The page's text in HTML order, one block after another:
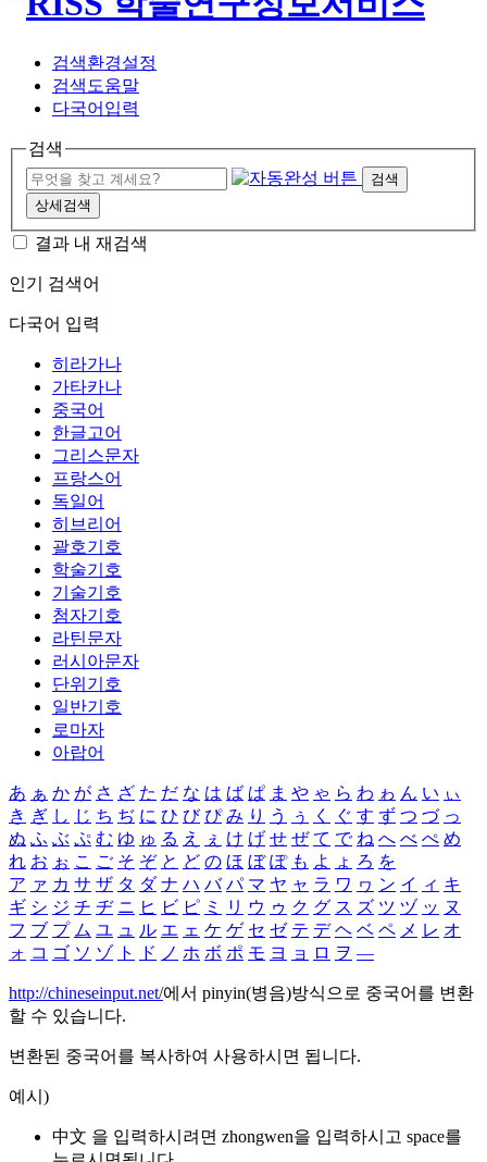
검색환경설정
검색도움말
다국어입력
검색
검색
상세검색
결과 내 재검색
인기 검색어
다국어 입력
히라가나
가타카나
중국어
한글고어
그리스문자
프랑스어
독일어
히브리어
괄호기호
학술기호
기술기호
첨자기호
라틴문자
러시아문자
단위기호
일반기호
로마자
아랍어
あ ぁ か が さ ざ た だ な は ば ぱ ま や ゃ ら わ ゎ ん い ぃ
き ぎ し じ ち ぢ に ひ び ぴ み り う ぅ く ぐ す ず つ づ っ
ぬ ふ ぶ ぷ む ゆ ゅ る え ぇ け げ せ ぜ て で ね へ べ ぺ め
れ お ぉ こ ご そ ぞ と ど の ほ ぼ ぽ も よ ょ ろ を
ア ァ カ サ ザ タ ダ ナ ハ バ パ マ ヤ ャ ラ ワ ヮ ン イ ィ キ
ギ シ ジ チ ヂ ニ ヒ ビ ピ ミ リ ウ ゥ ク グ ス ズ ツ ヅ ッ ヌ
フ ブ プ ム ユ ュ ル エ ェ ケ ゲ セ ゼ テ デ ヘ ベ ペ メ レ オ
ォ コ ゴ ソ ゾ ト ド ノ ホ ボ ポ モ ヨ ョ ロ ヲ ―
http://chineseinput.net/에서 pinyin(병음)방식으로 중국어를 변환
할 수 있습니다.
변환된 중국어를 복사하여 사용하시면 됩니다.
예시)
中文 을 입력하시려면 zhongwen을 입력하시고 space를